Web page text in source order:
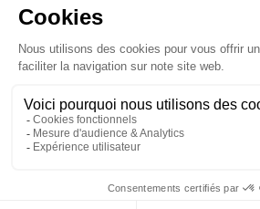
info@geneveterroir.ge.ch
RESTEZ AU CONTACT DE
TOUTE L’ACTUALITÉ DU TERROIR
TÉLÉCHARGEZ L’APP GENÈVE-TERROIR